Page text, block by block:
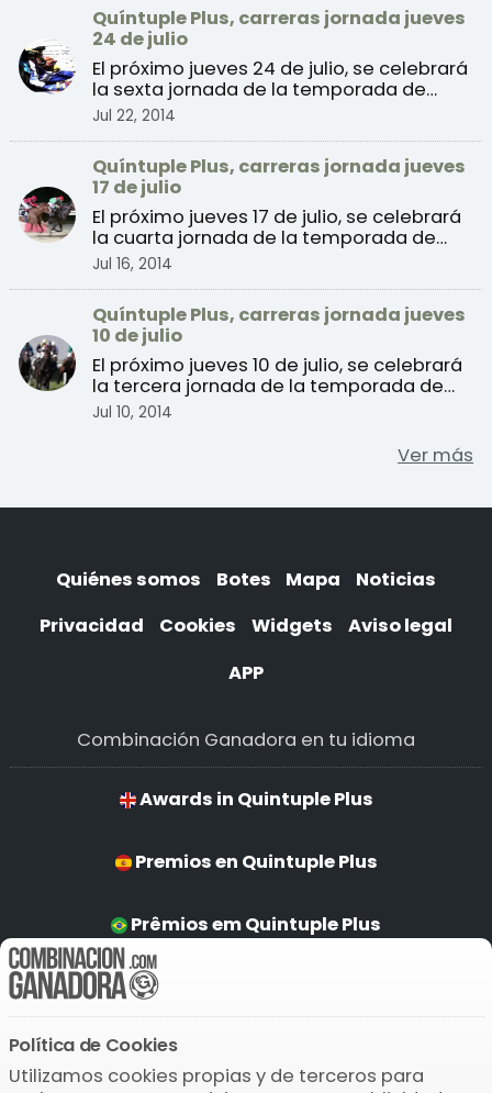
Quíntuple Plus, carreras jornada jueves
24 de julio
El próximo jueves 24 de julio, se celebrará
la sexta jornada de la temporada de
verano 2014 de c ...
Jul 22, 2014
Quíntuple Plus, carreras jornada jueves
17 de julio
El próximo jueves 17 de julio, se celebrará
la cuarta jornada de la temporada de
Jul 16, 2014
Quíntuple Plus, carreras jornada jueves
10 de julio
El próximo jueves 10 de julio, se celebrará
la tercera jornada de la temporada de
verano de carr ...
Jul 10, 2014
Ver más
Quiénes somos Botes Mapa
Noticias
Privacidad
Cookies Widgets
Aviso legal
APP
Combinación Ganadora en tu idioma
Awards in Quintuple Plus
Premios en Quintuple Plus
Prêmios em Quintuple Plus
Gewinne in Quintuple Plus
Descarga la APP
Política de Cookies
Utilizamos cookies propias y de terceros para